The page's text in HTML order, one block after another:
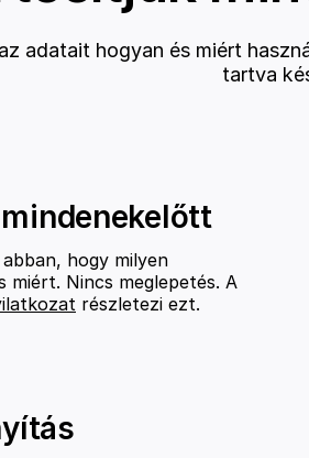
adatait hogyan és miért
tartva
hogy milyen
miért. Nincs meglepetés. A
részletezi ezt.